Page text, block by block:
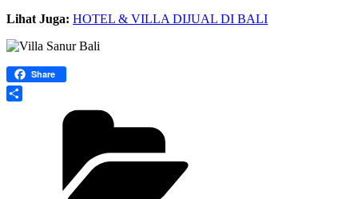
Lihat Juga: HOTEL & VILLA DIJUAL DI BALI
Share